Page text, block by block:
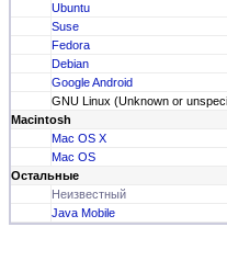
Ubuntu
Suse
Fedora
Debian
Google Android
GNU Linux (Unknown or
Macintosh
Mac OS X
Mac OS
Остальные
Неизвестный
Java Mobile